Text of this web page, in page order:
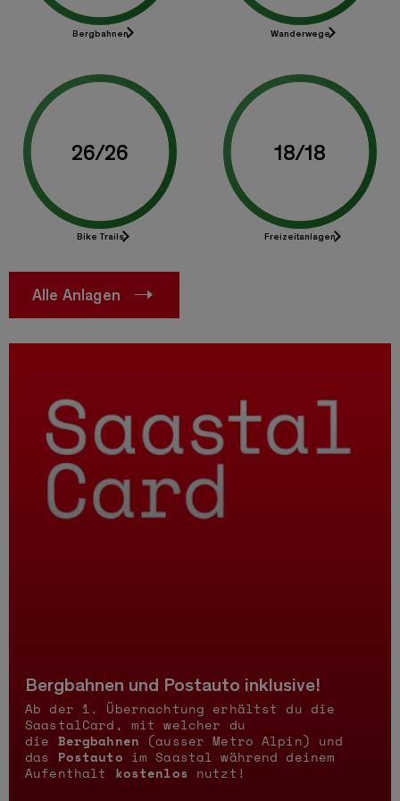
Bergbahnen Wanderwege
26/26
Bike Trails
18/18
Freizeitanlagen
Alle Anlagen
Bergbahnen und Postauto inklusive!
Ab der 1. Übernachtung erhältst du die
SaastalCard, mit welcher du
die Bergbahnen (ausser Metro Alpin) und
das Postauto im Saastal während deinem
Aufenthalt kostenlos nutzt!